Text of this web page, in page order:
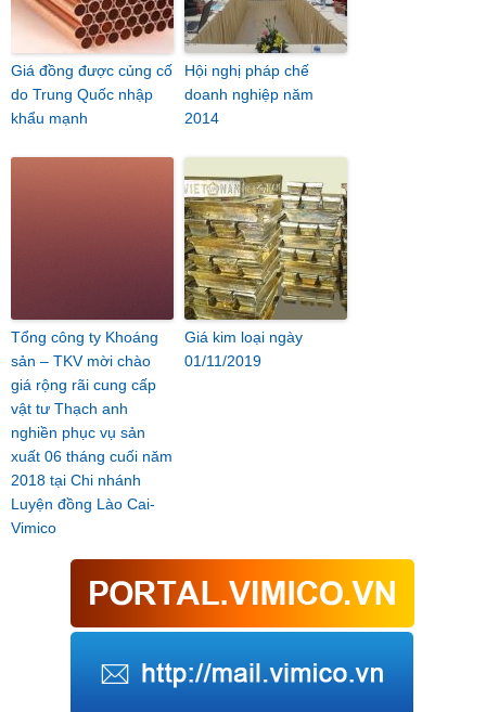
Giá đồng được củng cố
do Trung Quốc nhập
khẩu mạnh
Hội nghị pháp chế
doanh nghiệp năm
2014
Tổng công ty Khoáng
sản – TKV mời chào
giá rộng rãi cung cấp
vật tư Thạch anh
nghiền phục vụ sản
xuất 06 tháng cuối năm
2018 tại Chi nhánh
Luyện đồng Lào Cai-
Vimico
Giá kim loại ngày
01/11/2019